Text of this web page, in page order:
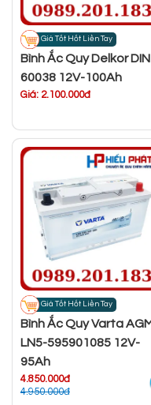
Giá Tốt Hốt Liền Tay
Bình Ắc Quy Delkor DIN
60038 12V-100Ah
Giá: 2.100.000đ
Giá Tốt Hốt Liền Tay
Bình Ắc Quy Varta
LN5-595901085 12V-
95Ah
4.850.000đ
4.950.000đ